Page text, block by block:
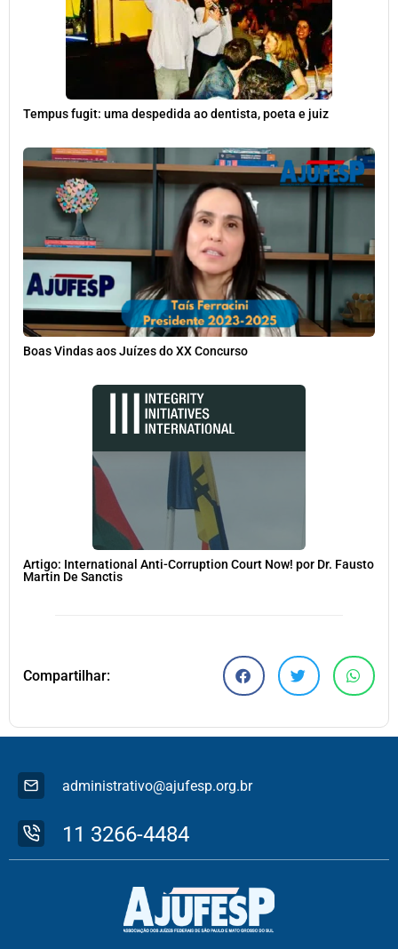
Tempus fugit: uma despedida ao dentista, poeta e juiz
Boas Vindas aos Juízes do XX Concurso
Artigo: International Anti-Corruption Court Now! por Dr. Fausto
Martin De Sanctis
Compartilhar:
administrativo@ajufesp.org.br
11 3266-4484